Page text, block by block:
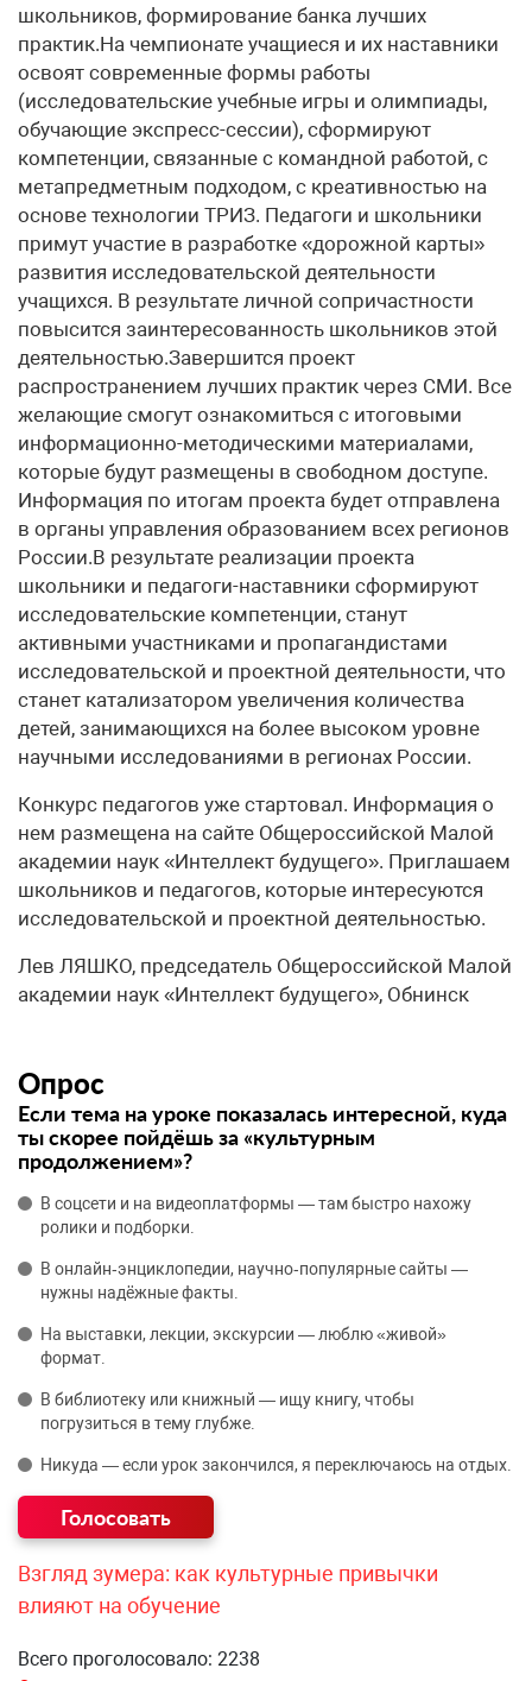
школьников, формирование банка лучших
практик.На чемпионате учащиеся и их наставники
освоят современные формы работы
(исследовательские учебные игры и олимпиады,
обучающие экспресс-сессии), сформируют
компетенции, связанные с командной работой, с
метапредметным подходом, с креативностью на
основе технологии ТРИЗ. Педагоги и школьники
примут участие в разработке «дорожной карты»
развития исследовательской деятельности
учащихся. В результате личной сопричастности
повысится заинтересованность школьников этой
деятельностью.Завершится проект
распространением лучших практик через СМИ. Все
желающие смогут ознакомиться с итоговыми
информационно-методическими материалами,
которые будут размещены в свободном доступе.
Информация по итогам проекта будет отправлена
в органы управления образованием всех регионов
России.В результате реализации проекта
школьники и педагоги-наставники сформируют
исследовательские компетенции, станут
активными участниками и пропагандистами
исследовательской и проектной деятельности, что
станет катализатором увеличения количества
детей, занимающихся на более высоком уровне
научными исследованиями в регионах России.
Конкурс педагогов уже стартовал. Информация о
нем размещена на сайте Общероссийской Малой
академии наук «Интеллект будущего». Приглашаем
школьников и педагогов, которые интересуются
исследовательской и проектной деятельностью.
Лев ЛЯШКО, председатель Общероссийской Малой
академии наук «Интеллект будущего», Обнинск
Опрос
Если тема на уроке показалась интересной, куда
ты скорее пойдёшь за «культурным
продолжением»?
В соцсети и на видеоплатформы — там быстро нахожу
ролики и подборки.
В онлайн‑энциклопедии, научно‑популярные сайты —
нужны надёжные факты.
На выставки, лекции, экскурсии — люблю «живой»
формат.
В библиотеку или книжный — ищу книгу, чтобы
погрузиться в тему глубже.
Никуда — если урок закончился, я переключаюсь на отдых.
Взгляд зумера: как культурные привычки
влияют на обучение
Всего проголосовало: 2238